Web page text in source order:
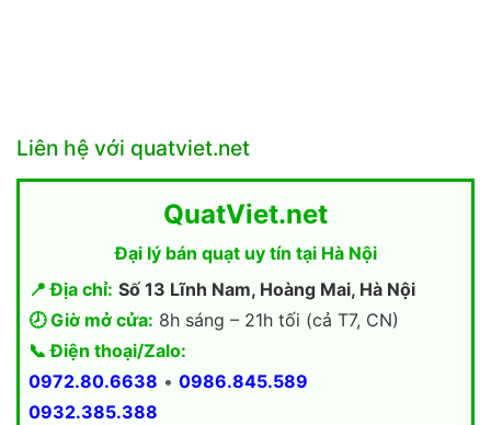
Liên hệ với quatviet.net
QuatViet.net
Đại lý bán quạt uy tín tại Hà Nội
📍 Địa chỉ: Số 13 Lĩnh Nam, Hoàng Mai, Hà Nội
🕗 Giờ mở cửa: 8h sáng – 21h tối (cả T7, CN)
📞 Điện thoại/Zalo:
0972.80.6638 • 0986.845.589
0932.385.388